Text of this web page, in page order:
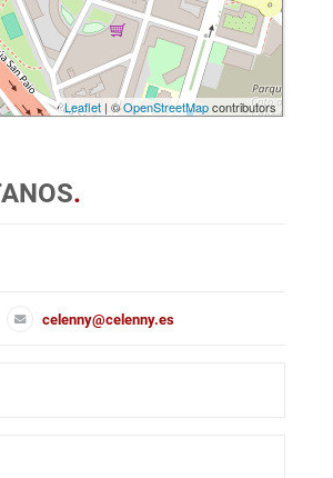
Leaflet| ©OpenStreetMapcontributors
.
celenny@celenny.es